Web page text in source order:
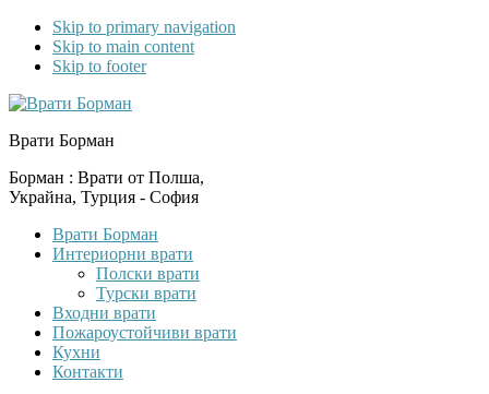
Skip to primary navigation
Skip to main content
Skip to footer
Врати Борман
Борман : Врати от Полша,
Украйна, Турция - София
Врати Борман
Интериорни врати
Полски врати
Турски врати
Входни врати
Пожароустойчиви врати
Кухни
Контакти